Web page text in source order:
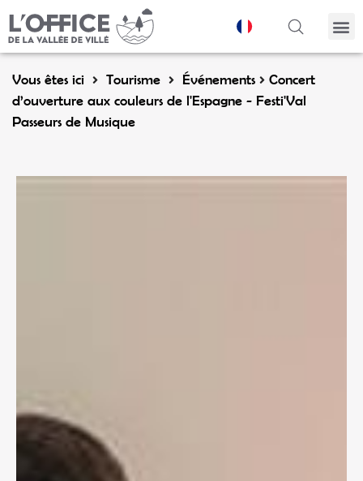
Vous êtes ici Tourisme Événements
Concert
d’ouverture aux couleurs de l'Espagne - Festi'Val
Passeurs de Musique
Panneau de gestion des cookies